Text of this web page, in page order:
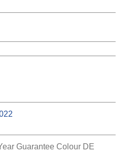
Guarantee Colour DE